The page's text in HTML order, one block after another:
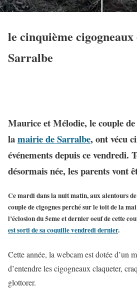
le cinquième cigogneaux
Sarralbe
Maurice et Mélodie, le couple
lamairie de Sarralbe, ont vécu
événements depuis ce vendredi.
désormais née, les parents vont
Ce mardi dans la nuit matin, aux alentours
couple de cigognes perché sur le toit de la
l’éclosion du 5eme et dernier oeuf de cette
est sorti de sa coquille vendredi dernier.
Cette année, la webcam est dotée d’un
d’entendre les cigogneaux claqueter,
glottorer.